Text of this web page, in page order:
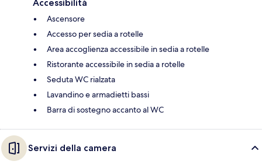
Accessibilità
Ascensore
Accesso per sedia a rotelle
Area accoglienza accessibile in sedia a rotelle
Ristorante accessibile in sedia a rotelle
Seduta WC rialzata
Lavandino e armadietti bassi
Barra di sostegno accanto al WC
Servizi della camera